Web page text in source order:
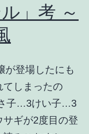
」考 ～
が登場したにも
てしまったの
子…3けい子…3
ギが2度目の登